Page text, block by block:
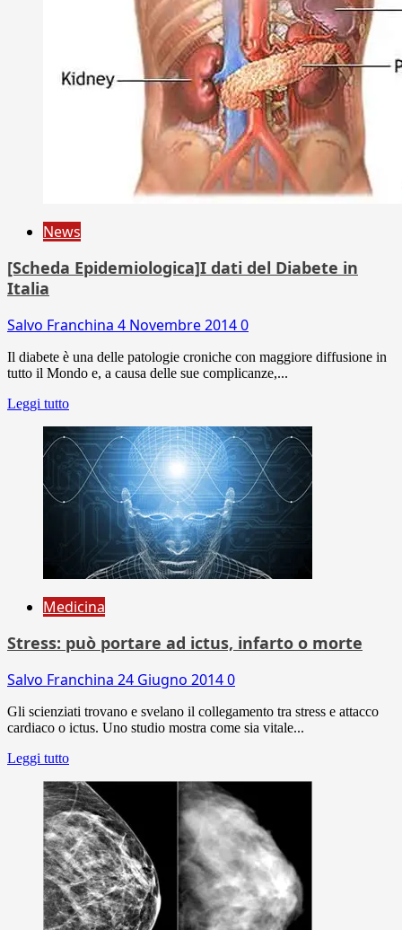
News
[Scheda Epidemiologica]I dati del Diabete in
Italia
Salvo Franchina 4 Novembre 20140
Il diabete è una delle patologie croniche con maggiore diffusione in
tutto il Mondo e, a causa delle sue complicanze,...
Leggi tutto
Medicina
Stress: può portare ad ictus, infarto o morte
Salvo Franchina 24 Giugno 20140
Gli scienziati trovano e svelano il collegamento tra stress e attacco
cardiaco o ictus. Uno studio mostra come sia vitale...
Leggi tutto